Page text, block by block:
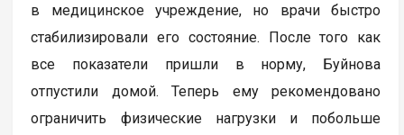
в медицинское учреждение, но врачи быстро
стабилизировали его состояние. После того как
все показатели пришли в норму, Буйнова
отпустили домой. Теперь ему рекомендовано
ограничить физические нагрузки и побольше